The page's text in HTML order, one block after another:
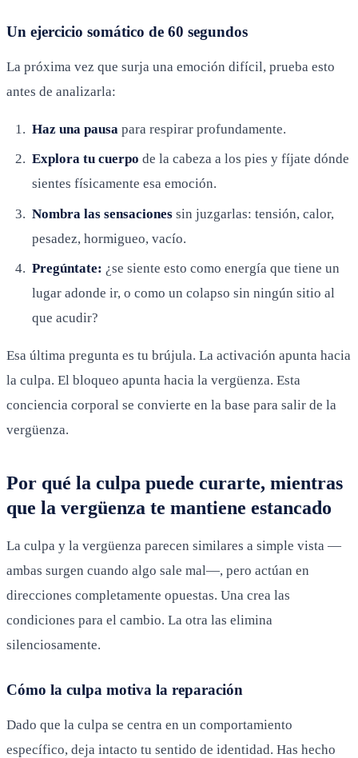
Un ejercicio somático de 60 segundos
La próxima vez que surja una emoción difícil, prueba esto
antes de analizarla:
Haz una pausa para respirar profundamente.
Explora tu cuerpo de la cabeza a los pies y fíjate dónde
sientes físicamente esa emoción.
Nombra las sensaciones sin juzgarlas: tensión, calor,
pesadez, hormigueo, vacío.
Pregúntate: ¿se siente esto como energía que tiene un
lugar adonde ir, o como un colapso sin ningún sitio al
que acudir?
Esa última pregunta es tu brújula. La activación apunta hacia
la culpa. El bloqueo apunta hacia la vergüenza. Esta
conciencia corporal se convierte en la base para salir de la
vergüenza.
Por qué la culpa puede curarte, mientras
que la vergüenza te mantiene estancado
La culpa y la vergüenza parecen similares a simple vista —
ambas surgen cuando algo sale mal—, pero actúan en
direcciones completamente opuestas. Una crea las
condiciones para el cambio. La otra las elimina
silenciosamente.
Cómo la culpa motiva la reparación
Dado que la culpa se centra en un comportamiento
específico, deja intacto tu sentido de identidad. Has hecho